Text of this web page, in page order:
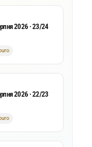
2026 · 23/24
2026 · 22/23